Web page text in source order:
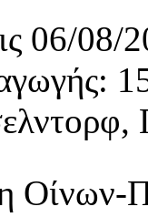
06/08/
Οίνων-